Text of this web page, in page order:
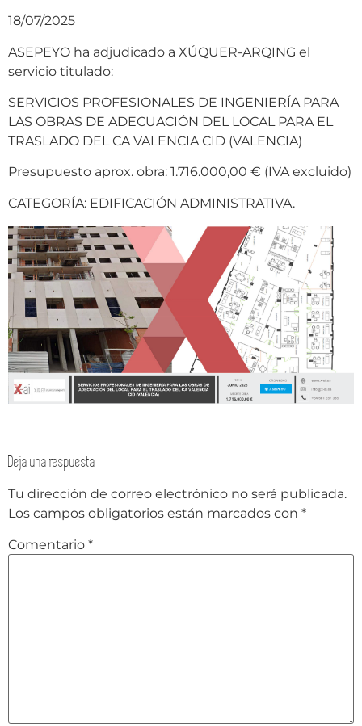
18/07/2025
ASEPEYO ha adjudicado a XÚQUER-ARQING el
servicio titulado:
SERVICIOS PROFESIONALES DE INGENIERÍA PARA
LAS OBRAS DE ADECUACIÓN DEL LOCAL PARA EL
TRASLADO DEL CA VALENCIA CID (VALENCIA)
Presupuesto aprox. obra: 1.716.000,00 € (IVA excluido)
CATEGORÍA: EDIFICACIÓN ADMINISTRATIVA.
Deja una respuesta
Tu dirección de correo electrónico no será publicada.
Los campos obligatorios están marcados con *
Comentario *